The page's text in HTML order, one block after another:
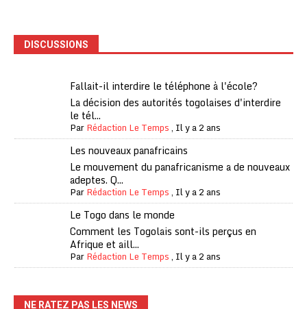
DISCUSSIONS
Fallait-il interdire le téléphone à l'école?
La décision des autorités togolaises d'interdire
le tél...
ParRédaction Le Temps, Il y a 2 ans
Les nouveaux panafricains
Le mouvement du panafricanisme a de nouveaux
adeptes. Q...
ParRédaction Le Temps, Il y a 2 ans
Le Togo dans le monde
Comment les Togolais sont-ils perçus en
Afrique et aill...
ParRédaction Le Temps, Il y a 2 ans
NE RATEZ PAS LES NEWS